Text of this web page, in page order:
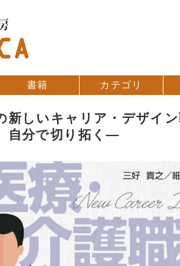
書籍 カテゴリ
新しいキャリア・デザイ
自分で切り拓く―